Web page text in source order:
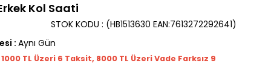
Kol Saati
(HB1513630 EAN:7613272292641)
STOK KODU
: Aynı Gün
TL Üzeri 6 Taksit, 8000 TL Üzeri Vade Farksız 9